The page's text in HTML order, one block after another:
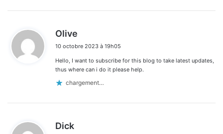
Olive
t
:
10 octobre 2023 à 19h05
Hello, I want to subscribe for this blog to take latest updates,
thus where can i do it please help.
chargement…
Dick